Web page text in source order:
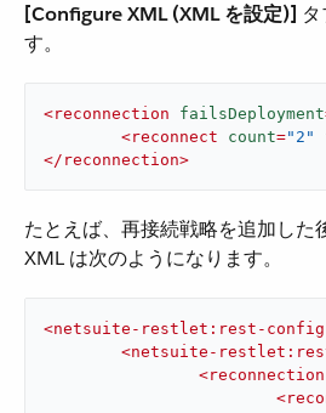
[Configure XML (XML を設定)]
す。
<reconnection failsDeployment
<reconnect count="2"
</ reconnection>
たとえば、再接続戦略を追加した
XML は次のようになります。
<netsuite-restlet:rest-config
<netsuite-
<reconnection
<